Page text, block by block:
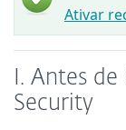
Ativar
I. Antes
Security